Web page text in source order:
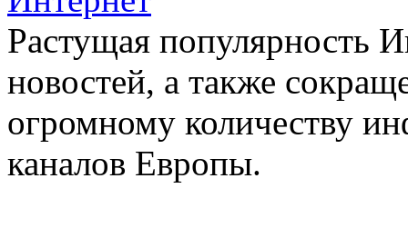
Растущая популярность
новостей, а также
огромному количеству
каналов Европы.